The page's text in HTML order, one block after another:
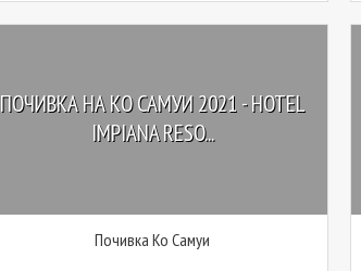
ПОЧИВКА НА КО САМУИ 2021 - HOTEL
IMPIANA RESO...
Почивка Ко Самуи